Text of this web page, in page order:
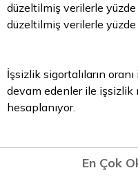
düzeltilmiş verilerle
düzeltilmiş verilerle yüzde
İşsizlik sigortalıların
devam edenler ile işsizlik
hesaplanıyor.
En Çok